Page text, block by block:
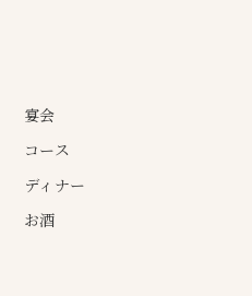
宴会
コース
ディナー
お酒